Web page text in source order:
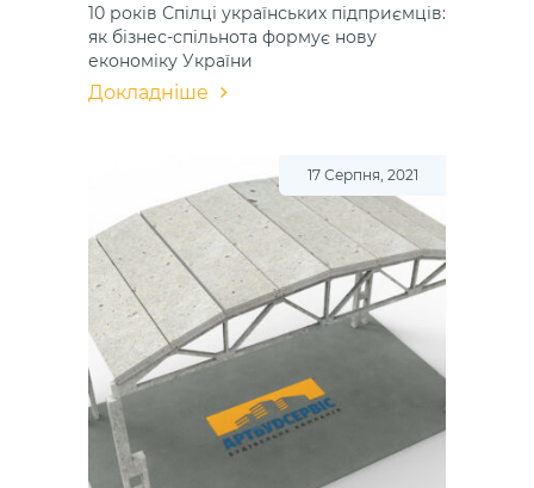
10 років Спілці українських підприємців:
як бізнес-спільнота формує нову
економіку України
Докладніше
17 Серпня, 2021